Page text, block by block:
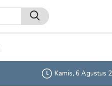
Kamis, 6 Agustus